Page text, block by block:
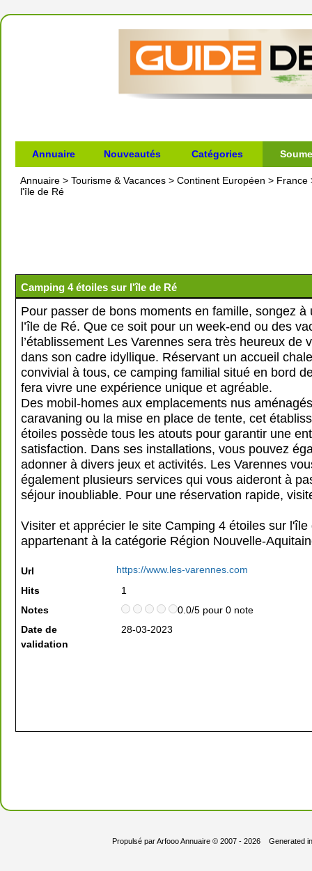
Annuaire Nouveautés Catégories
Annuaire > Tourisme & Vacances > Continent Européen > France
l'île de Ré
Camping 4 étoiles sur l'île de Ré
Pour passer de bons moments en famille, songez à
l’île de Ré. Que ce soit pour un week-end ou des
l’établissement Les Varennes sera très heureux de
dans son cadre idyllique. Réservant un accueil
convivial à tous, ce camping familial situé en bord
fera vivre une expérience unique et agréable.
Des mobil-homes aux emplacements nus
caravaning ou la mise en place de tente, cet
étoiles possède tous les atouts pour garantir une
satisfaction. Dans ses installations, vous pouvez
adonner à divers jeux et activités. Les Varennes
également plusieurs services qui vous aideront à
séjour inoubliable. Pour une réservation rapide,
Visiter et apprécier le site Camping 4 étoiles sur l'île
appartenant à la catégorie Région Nouvelle-
Url
https://www.les-varennes.com
Hits
1
Notes
0.0/5 pour 0 note
Date de
validation
28-03-2023
Propulsé parArfooo Annuaire© 2007 - 2026 Generated